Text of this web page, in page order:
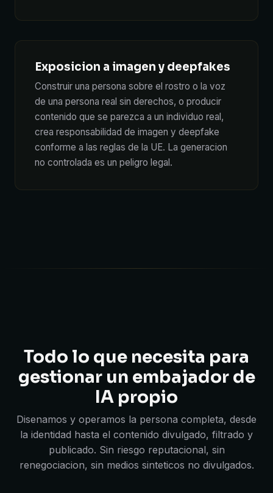
Exposicion a imagen y deepfakes
Construir una persona sobre el rostro o la voz
de una persona real sin derechos, o producir
contenido que se parezca a un individuo real,
crea responsabilidad de imagen y deepfake
conforme a las reglas de la UE. La generacion
no controlada es un peligro legal.
Todo lo que necesita para
gestionar un embajador de
IA propio
Disenamos y operamos la persona completa, desde
la identidad hasta el contenido divulgado, filtrado y
publicado. Sin riesgo reputacional, sin
renegociacion, sin medios sinteticos no divulgados.